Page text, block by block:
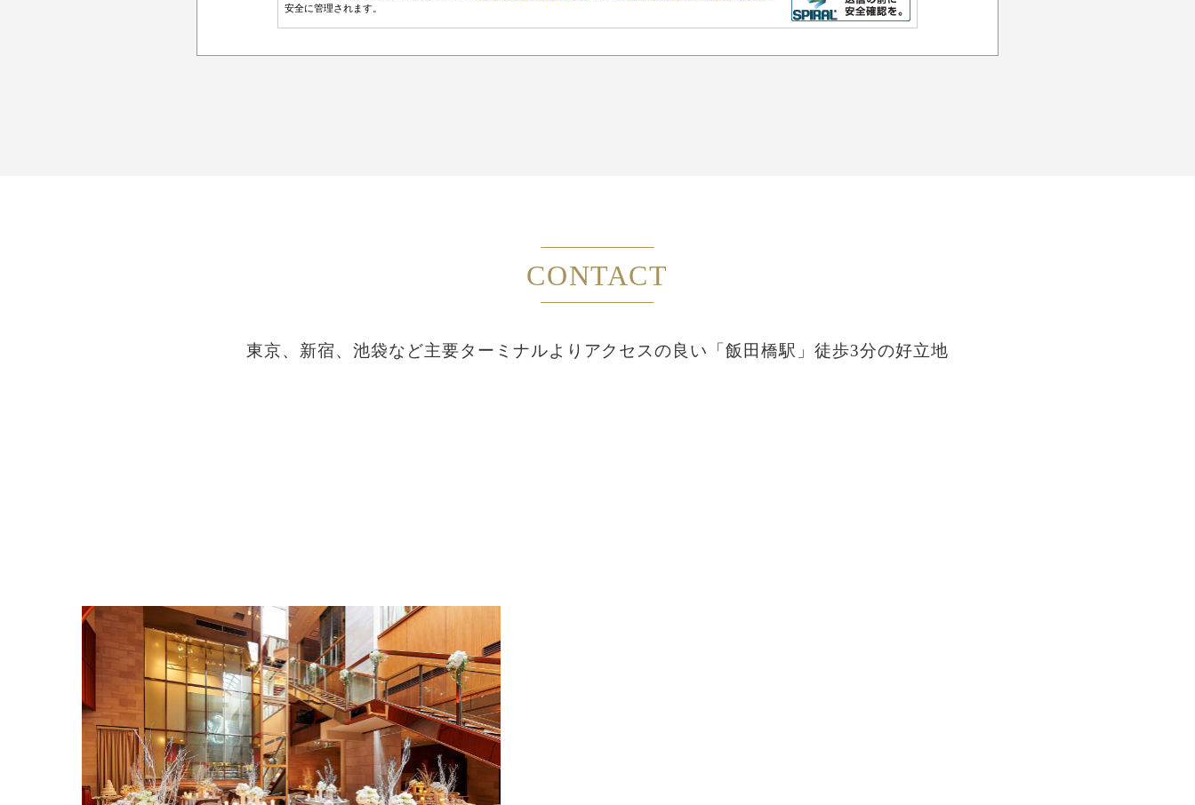
CONTACT
東京、新宿、池袋など主要ターミナルより アクセスの良い「飯田橋駅」徒歩3分の好立地